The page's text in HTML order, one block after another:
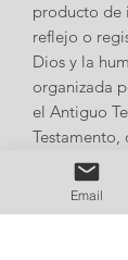
producto de
reflejo o
Dios y la
organizada
el Antiguo
Testamento,
Jesucristo y
Colores de
Email